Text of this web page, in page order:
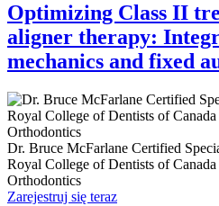
Optimizing Class II
aligner therapy:
mechanics and fixed
Dr. Bruce McFarlane Certified
Royal College of Dentists of
Orthodontics
Zarejestruj się teraz